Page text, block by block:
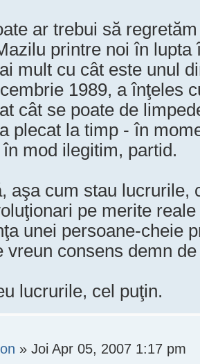
ar trebui să
printre noi în
mult cu cât este unul
1989, a înţeles
cât se poate de
plecat la timp - în
mod ilegitim, partid.
aşa cum stau lucrurile,
pe merite
unei persoane-cheie
vreun consens demn
lucrurile, cel puţin.
» Joi Apr 05, 2007 1:17 pm